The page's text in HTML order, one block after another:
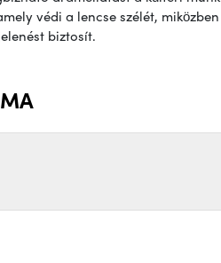
védi a lencse szélét,
biztosít.